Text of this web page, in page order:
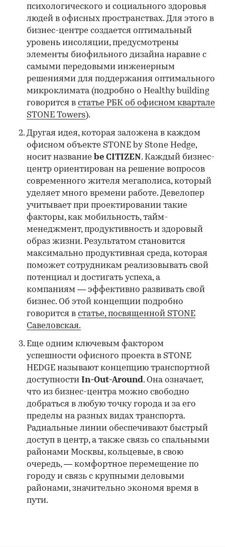
психологического и социального здоровья
людей в офисных пространствах. Для этого в
бизнес-центре создается оптимальный
уровень инсоляции, предусмотрены
элементы биофильного дизайна наравне с
самыми передовыми инженерным
решениями для поддержания оптимального
микроклимата (подробно о Healthy building
говорится в статье РБК об офисном квартале
STONE Towers).
Другая идея, которая заложена в каждом
офисном объекте STONE by Stone Hedgе,
носит название be CITIZEN. Каждый бизнес-
центр ориентирован на решение вопросов
современного жителя мегаполиса, который
уделяет много времени работе. Девелопер
учитывает при проектировании такие
факторы, как мобильность, тайм-
менеджмент, продуктивность и здоровый
образ жизни. Результатом становится
максимально продуктивная среда, которая
поможет сотрудникам реализовывать свой
потенциал и достигать успеха, а
компаниям — эффективно развивать свой
бизнес. Об этой концепции подробно
говорится в статье, посвященной STONE
Савеловская.
Еще одним ключевым фактором
успешности офисного проекта в STONE
HEDGE называют концепцию транспортной
доступности In-Out-Around. Она означает,
что из бизнес-центра можно свободно
добраться в любую точку города и за его
пределы на разных видах транспорта.
Радиальные линии обеспечивают быстрый
доступ в центр, а также связь со спальными
районами Москвы, кольцевые, в свою
очередь, — комфортное перемещение по
городу и связь с крупными деловыми
районами, значительно экономя время в
пути.